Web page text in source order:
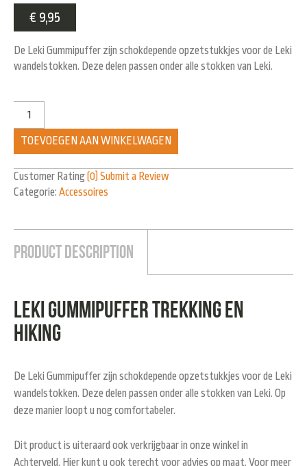
€ 9,95
De Leki Gummipuffer zijn schokdepende opzetstukkjes voor de Leki
wandelstokken. Deze delen passen onder alle stokken van Leki.
TOEVOEGEN AAN WINKELWAGEN
Customer Rating(0) Submit a Review
Categorie: Accessoires
Product Description
Leki gummipuffer trekking en
hiking
De Leki Gummipuffer zijn schokdepende opzetstukkjes voor de Leki
wandelstokken. Deze delen passen onder alle stokken van Leki. Op
deze manier loopt u nog comfortabeler.
Dit product is uiteraard ook verkrijgbaar in onze winkel in
Achterveld. Hier kunt u ook terecht voor advies op maat. Voor meer